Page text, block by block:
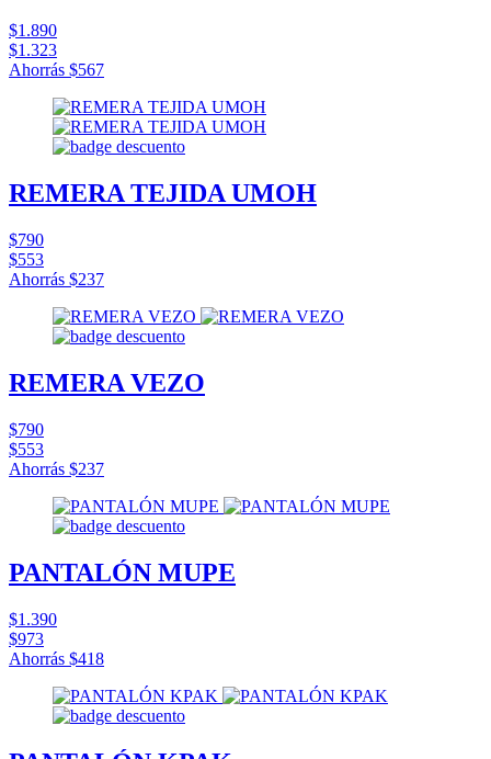
$1.890
$1.323
Ahorrás $567
REMERA TEJIDA UMOH
$790
$553
Ahorrás $237
REMERA VEZO
$790
$553
Ahorrás $237
PANTALÓN MUPE
$1.390
$973
Ahorrás $418